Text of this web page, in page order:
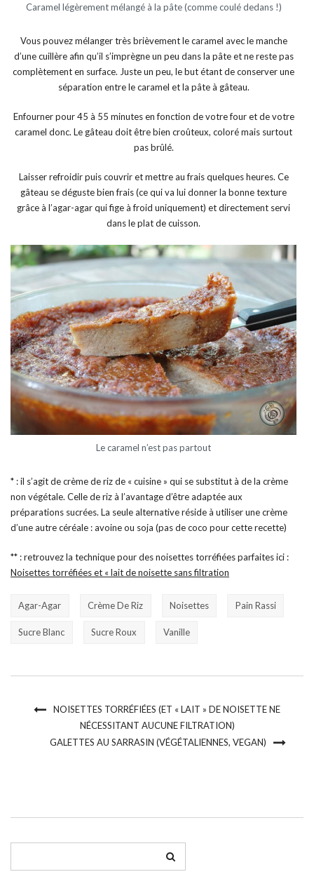
Caramel légèrement mélangé à la pâte (comme coulé dedans !)
Vous pouvez mélanger très brièvement le caramel avec le manche
d’une cuillère afin qu’il s’imprègne un peu dans la pâte et ne reste pas
complètement en surface. Juste un peu, le but étant de conserver une
séparation entre le caramel et la pâte à gâteau.
Enfourner pour 45 à 55 minutes en fonction de votre four et de votre
caramel donc. Le gâteau doit être bien croûteux, coloré mais surtout
pas brûlé.
Laisser refroidir puis couvrir et mettre au frais quelques heures. Ce
gâteau se déguste bien frais (ce qui va lui donner la bonne texture
grâce à l’agar-agar qui fige à froid uniquement) et directement servi
dans le plat de cuisson.
Le caramel n’est pas partout
* : il s’agit de crème de riz de « cuisine » qui se substitut à de la crème
non végétale. Celle de riz à l’avantage d’être adaptée aux
préparations sucrées. La seule alternative réside à utiliser une crème
d’une autre céréale : avoine ou soja (pas de coco pour cette recette)
** : retrouvez la technique pour des noisettes torréfiées parfaites ici :
Noisettes torréfiées et « lait de noisette sans filtration
Agar-Agar Crème De Riz Noisettes Pain Rassi
Sucre Blanc Sucre Roux Vanille
NOISETTES TORRÉFIÉES (ET « LAIT » DE NOISETTE NE
NÉCESSITANT AUCUNE FILTRATION)
GALETTES AU SARRASIN (VÉGÉTALIENNES, VEGAN)